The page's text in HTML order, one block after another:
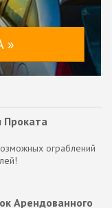
»
Проката
ограблений
Арендованного